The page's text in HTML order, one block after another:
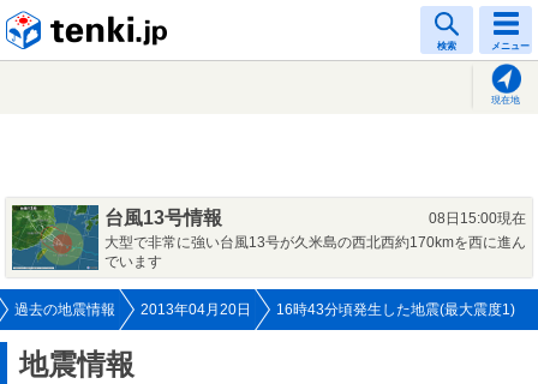
検索 メニュー
現在地
台風13号情報
08日15:00現在
大型で非常に強い台風13号が久米島の西北西約170kmを西に進ん
でいます
過去の地震情報 2013年04月20日 16時43分頃発生した地震(最大震度1)
地震情報